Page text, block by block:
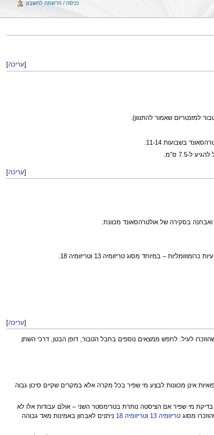
[עריכה]
למזנטריום שאמור להתנוון).
ל-7.5 ס"מ.
[עריכה]
בסקירה של אולטרהסאונד מכוונת.
[עריכה]
להיות מכוונת לאותם מומים שהוזכרו לעיל: לחפש ממצאים נוספים בחבל הטבור, דופן הבטן, דרכי השתן
אינן מכוונות לבצע מי שפיר בכל מקרה אלא במקרים שקיים סיכון גבוה
כאשר אין מומים נלווים. לפני שנת 1999 היו עבודות שהמליצו להמליץ על בדיקת מי שפיר אם הציסטה נותרת בטרימסטר השני – אולם עבודות אלו לא
מסוג טריזומיה 13 וטריזומיה 18
ניתנים לאבחון באמינות מאד גבוהה
כניסה / הרשמה לחשבון